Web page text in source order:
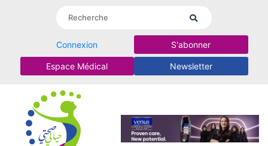
Connexion S'abonner
Espace Médical Newsletter